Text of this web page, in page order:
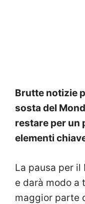
Brutte notizie
sosta del
restare per un
elementi
La pausa per il
e darà modo a
maggior parte